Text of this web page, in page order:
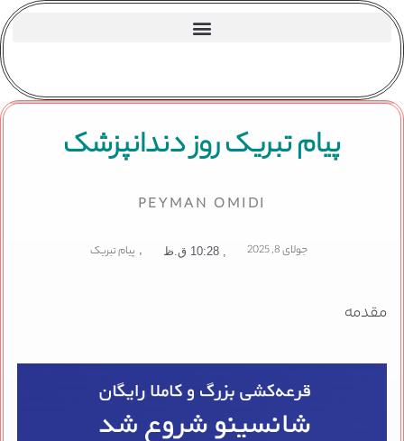
پیام تبریک روز دندانپزشک
PEYMAN OMIDI
جولای 8, 2025 10:28 ق.ظ , پیام تبریک
مقدمه